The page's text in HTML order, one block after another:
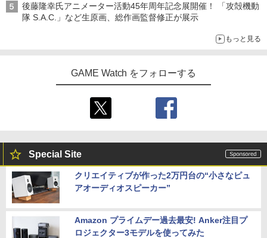
後藤隆幸氏アニメーター活動45年周年記念展開催！ 「攻殻機動
隊 S.A.C.」など生原画、総作画監督修正が展示
もっと見る
GAME Watch をフォローする
Special Site
クリエイティブが作った2万円台の“小さなピュ
アオーディオスピーカー”
Amazon プライムデー過去最安! Anker注目プ
ロジェクター3モデルを使ってみた